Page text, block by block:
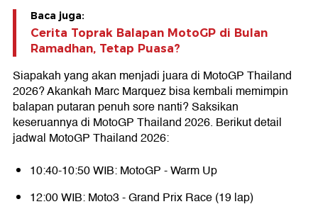
Baca juga:
Cerita Toprak Balapan MotoGP di Bulan
Ramadhan, Tetap Puasa?
Siapakah yang akan menjadi juara di MotoGP Thailand
2026? Akankah Marc Marquez bisa kembali memimpin
balapan putaran penuh sore nanti? Saksikan
keseruannya di MotoGP Thailand 2026. Berikut detail
jadwal MotoGP Thailand 2026:
10:40-10:50 WIB: MotoGP - Warm Up
12:00 WIB: Moto3 - Grand Prix Race (19 lap)